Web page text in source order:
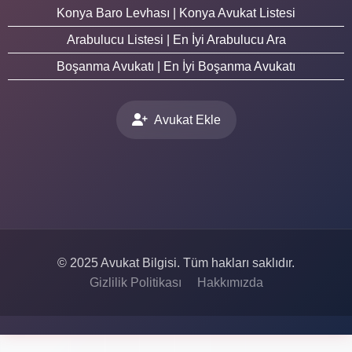
Konya Baro Levhası | Konya Avukat Listesi
Arabulucu Listesi | En İyi Arabulucu Ara
Boşanma Avukatı | En İyi Boşanma Avukatı
Avukat Ekle
© 2025 Avukat Bilgisi. Tüm hakları saklıdır.
Gizlilik Politikası
Hakkımızda